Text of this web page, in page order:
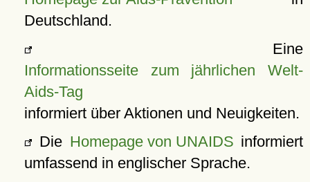
Deutschland.
Eine
Informationsseite zum jährlichen Welt-
Aids-Tag
informiert über Aktionen und Neuigkeiten.
Die Homepage von UNAIDS informiert
umfassend in englischer Sprache.